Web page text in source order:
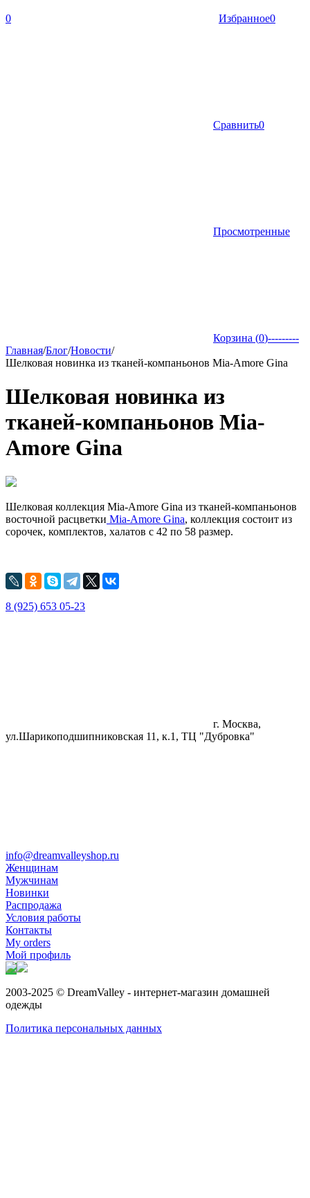
0 Избранное0
Сравнить0
Просмотренные
Корзина (0)---------
Главная/Блог/Новости/
Шелковая новинка из тканей-компаньонов Mia-Amore Gina
Шелковая новинка из
тканей-компаньонов Mia-
Amore Gina
Шелковая коллекция Mia-Amore Gina из тканей-компаньонов
восточной расцветки Mia-Amore Gina, коллекция состоит из
сорочек, комплектов, халатов c 42 по 58 размер.
8 (925) 653 05-23
г. Москва,
ул.Шарикоподшипниковская 11, к.1, ТЦ "Дубровка"
info@dreamvalleyshop.ru
Женщинам
Мужчинам
Новинки
Распродажа
Условия работы
Контакты
My orders
Мой профиль
2003-2025 © DreamValley - интернет-магазин домашней
одежды
Политика персональных данных